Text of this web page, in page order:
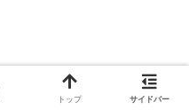
も今までと変わらんや
トップ サイドバー